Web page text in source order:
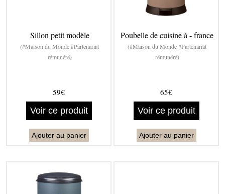
Sillon petit modèle
(#Maison du Monde #Partenariat
rémunéré)
59€
Voir ce produit
Ajouter au panier
Poubelle de cuisine à - france
(#Maison du Monde #Partenariat
rémunéré)
65€
Voir ce produit
Ajouter au panier